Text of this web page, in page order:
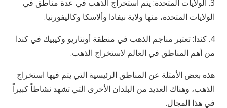
3. الولايات المتحدة: يتم استخراج الذهب في عدة مناطق في
الولايات المتحدة، منها ولاية نيفادا وألاسكا وكاليفورنيا.
4. كندا: تعتبر مناجم الذهب في منطقة أونتاريو وكيبيك في كندا
من أهم المناطق في العالم لاستخراج الذهب.
هذه بعض الأمثلة عن المناطق الرئيسية التي يتم فيها استخراج
الذهب، وهناك العديد من البلدان الأخرى التي تشهد نشاطاً كبيراً
في هذا المجال.